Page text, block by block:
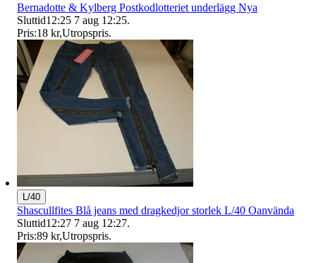
Bernadotte & Kylberg Postkodlotteriet underlägg Nya
Sluttid12:25 7 aug 12:25.
Pris:18 kr,Utropspris.
L/40
Shascullfites Blå jeans med dragkedjor storlek L/40 Oanvända
Sluttid12:27 7 aug 12:27.
Pris:89 kr,Utropspris.